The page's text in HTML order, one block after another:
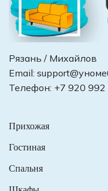
Рязань / Михайлов
Email:
Телефон: +7 920 992
Прихожая
Гостиная
Спальня